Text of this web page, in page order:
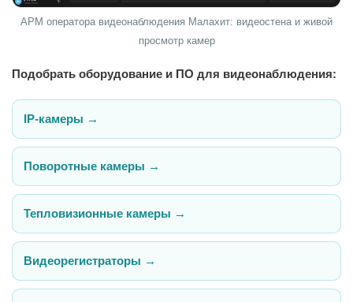
АРМ оператора видеонаблюдения Малахит: видеостена и живой
просмотр камер
Подобрать оборудование и ПО для видеонаблюдения:
IP-камеры →
Поворотные камеры →
Тепловизионные камеры →
Видеорегистраторы →